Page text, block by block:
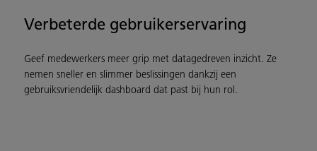
Verbeterde gebruikerservaring
Geef medewerkers meer grip met datagedreven inzicht. Ze
nemen sneller en slimmer beslissingen dankzij een
gebruiksvriendelijk dashboard dat past bij hun rol.